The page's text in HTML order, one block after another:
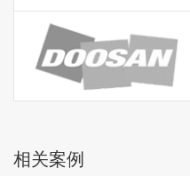
相关案例